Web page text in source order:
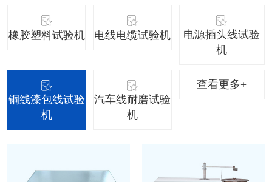
橡胶塑料试验机 电线电缆试验机
电源插头线试验
机
铜线漆包线试验
机
汽车线耐磨试验
机
查看更多+